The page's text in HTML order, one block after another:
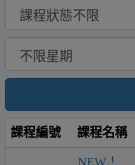
課程編號 課程名稱